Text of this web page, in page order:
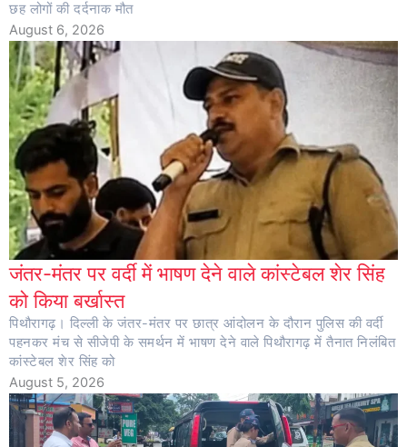
छह लोगों की दर्दनाक मौत
August 6, 2026
जंतर-मंतर पर वर्दी में भाषण देने वाले कांस्टेबल शेर सिंह
को किया बर्खास्त
पिथौरागढ़। दिल्ली के जंतर-मंतर पर छात्र आंदोलन के दौरान पुलिस की वर्दी
पहनकर मंच से सीजेपी के समर्थन में भाषण देने वाले पिथौरागढ़ में तैनात निलंबित
कांस्टेबल शेर सिंह को
August 5, 2026